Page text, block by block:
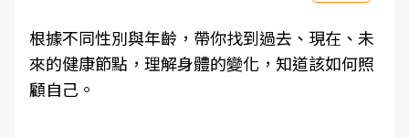
根據不同性別與年齡，帶你找到過去、現在、未
來的健康節點，理解身體的變化，知道該如何照
顧自己。